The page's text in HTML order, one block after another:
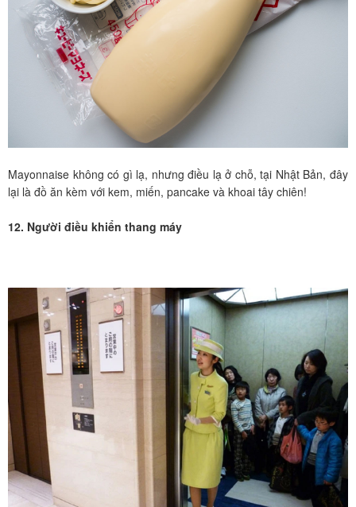
Mayonnaise không có gì lạ, nhưng điều lạ ở chỗ, tại Nhật Bản, đây
lại là đồ ăn kèm với kem, miến, pancake và khoai tây chiên!
12. Người điều khiển thang máy